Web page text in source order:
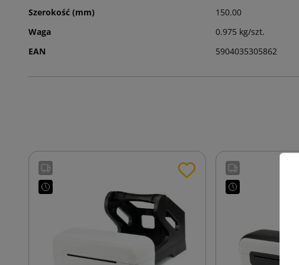
Szerokość (mm)
150.00
Waga
0.975 kg/szt.
EAN
5904035305862